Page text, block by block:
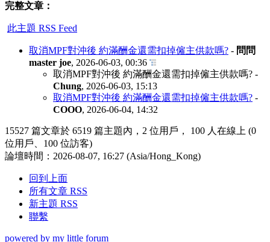
完整文章：
此主題 RSS Feed
取消MPF對沖後 約滿酬金還需扣掉僱主供款嗎? - 問問
master joe, 2026-06-03, 00:36
取消MPF對沖後 約滿酬金還需扣掉僱主供款嗎? -
Chung, 2026-06-03, 15:13
取消MPF對沖後 約滿酬金還需扣掉僱主供款嗎? -
COOO, 2026-06-04, 14:32
15527 篇文章於 6519 篇主題內，2 位用戶， 100 人在線上 (0
位用戶、100 位訪客)
論壇時間：2026-08-07, 16:27 (Asia/Hong_Kong)
回到上面
所有文章 RSS
新主題 RSS
聯繫
powered by my little forum